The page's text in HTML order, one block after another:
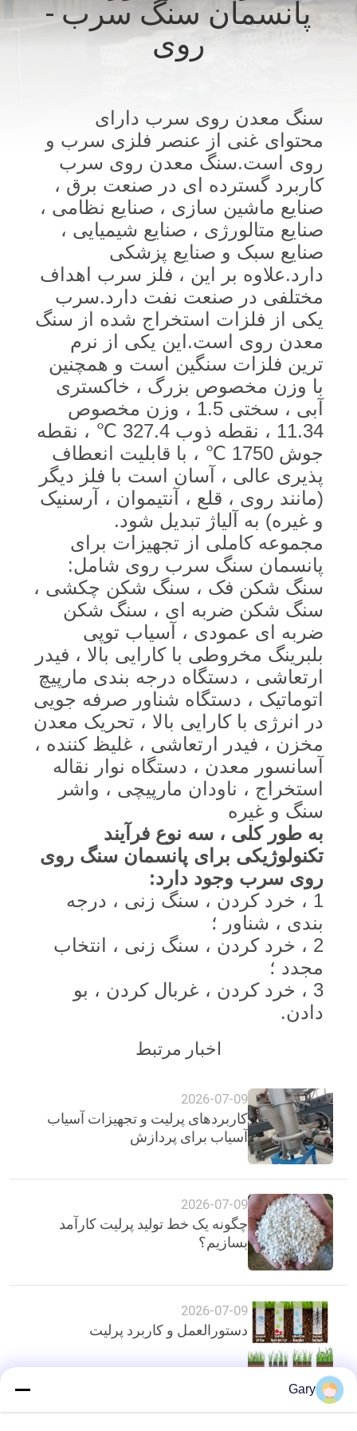
کنترل
کیفیت
تماس
بگیرید
اخبار
موارد
نقشه
سایت
سیاست
حفظ
حریم
خصوصی
پانسمان سنگ سرب -
روی
سنگ معدن روی سرب دارای
محتوای غنی از عنصر فلزی سرب و
روی است.سنگ معدن روی سرب
کاربرد گسترده ای در صنعت برق ،
صنایع ماشین سازی ، صنایع نظامی ،
صنایع متالورژی ، صنایع شیمیایی ،
صنایع سبک و صنایع پزشکی
دارد.علاوه بر این ، فلز سرب اهداف
مختلفی در صنعت نفت دارد.سرب
یکی از فلزات استخراج شده از سنگ
معدن روی است.این یکی از نرم
ترین فلزات سنگین است و همچنین
با وزن مخصوص بزرگ ، خاکستری
آبی ، سختی 1.5 ، وزن مخصوص
11.34 ، نقطه ذوب 327.4 ℃ ، نقطه
جوش 1750 ℃ ​​، با قابلیت انعطاف
پذیری عالی ، آسان است با فلز دیگر
(مانند روی ، قلع ، آنتیموان ، آرسنیک
و غیره) به آلیاژ تبدیل شود.
مجموعه کاملی از تجهیزات برای
پانسمان سنگ سرب روی شامل:
سنگ شکن فک ، سنگ شکن چکشی ،
سنگ شکن ضربه ای ، سنگ شکن
ضربه ای عمودی ، آسیاب توپی
بلبرینگ مخروطی با کارایی بالا ، فیدر
ارتعاشی ، دستگاه درجه بندی مارپیچ
اتوماتیک ، دستگاه شناور صرفه جویی
در انرژی با کارایی بالا ، تحریک معدن
مخزن ، فیدر ارتعاشی ، غلیظ کننده ،
آسانسور معدن ، دستگاه نوار نقاله
استخراج ، ناودان مارپیچی ، واشر
سنگ و غیره
به طور کلی ، سه نوع فرآیند
تکنولوژیکی برای پانسمان سنگ روی
روی سرب وجود دارد:
1 ، خرد کردن ، سنگ زنی ، درجه
بندی ، شناور ؛
2 ، خرد کردن ، سنگ زنی ، انتخاب
مجدد ؛
3 ، خرد کردن ، غربال کردن ، بو
دادن.
اخبار مرتبط
2026-07-09
کاربردهای پرلیت و تجهیزات آسیاب
آسیاب برای پردازش
2026-07-09
چگونه یک خط تولید پرلیت کارآمد
بسازیم؟
2026-07-09
دستورالعمل و کاربرد پرلیت
Gary